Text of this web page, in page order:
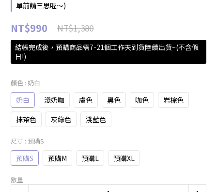
單前請三思喔～)
NT$990 NT$1,380
結帳完成後，預購商品需7-21個工作天到貨陸續出貨~(不含假
日!)
顏色 : 奶白
奶白 淺奶咖 膚色 黑色 咖色
岩棕色
抹茶色
灰綠色 淺藍色
尺寸 : 預購S
預購S 預購M 預購L 預購XL
數量